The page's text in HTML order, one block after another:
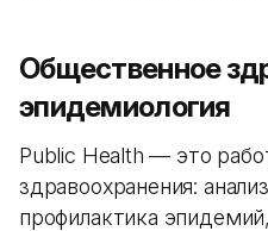
Общественное
эпидемиология
Public Health — это
здравоохранения:
профилактика